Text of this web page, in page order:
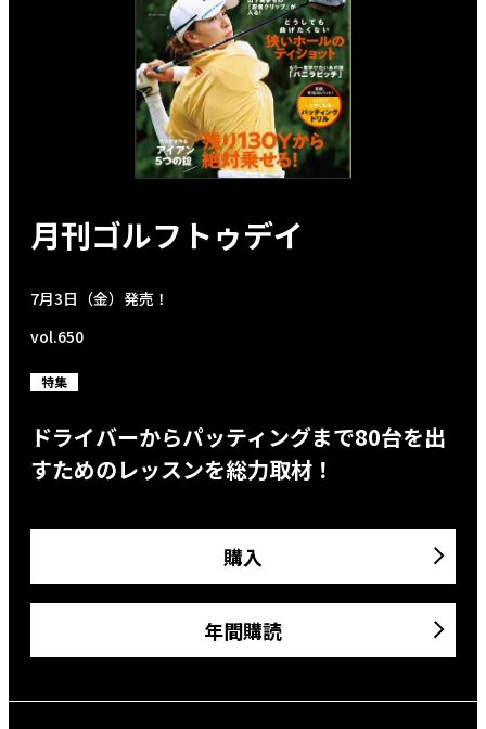
月刊ゴルフトゥデイ
7月3日（金）発売！
vol.650
特集
ドライバーからパッティングまで80台を出
すためのレッスンを総力取材！
購入
年間購読